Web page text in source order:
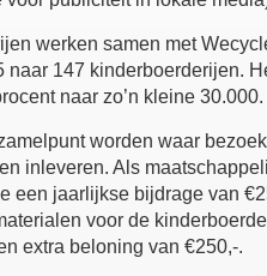
werken samen met
naar 147 kinderboerderijen.
naar zo’n kleine 30.000.
worden waar
inleveren. Als
een jaarlijkse bijdrage van
voor de
extra beloning van €250,-.